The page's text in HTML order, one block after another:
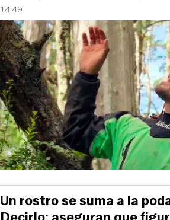
14:49
Un rostro se suma a la